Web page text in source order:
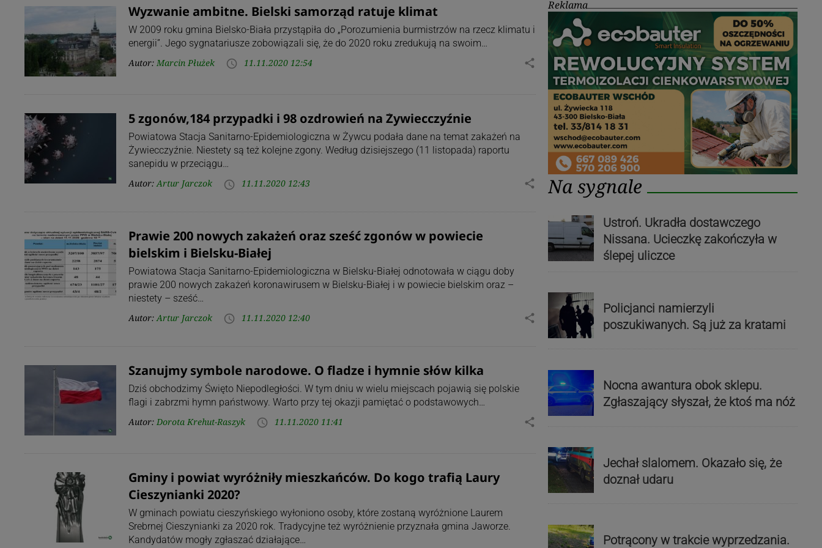
Wyzwanie ambitne. Bielski samorząd ratuje klimat
W 2009 roku gmina Bielsko-Biała przystąpiła do „Porozumienia burmistrzów na rzecz klimatu i
energii”. Jego sygnatariusze zobowiązali się, że do 2020 roku zredukują na swoim…
Autor: Marcin Płużek access_time 11.11.2020 12:54 share
5 zgonów,184 przypadki i 98 ozdrowień na Żywiecczyźnie
Powiatowa Stacja Sanitarno-Epidemiologiczna w Żywcu podała dane na temat zakażeń na
Żywiecczyźnie. Niestety są też kolejne zgony. Według dzisiejszego (11 listopada) raportu
sanepidu w przeciągu…
Autor:Artur Jarczok access_time 11.11.2020 12:43 share
Prawie 200 nowych zakażeń oraz sześć zgonów w powiecie
bielskim i Bielsku-Białej
Powiatowa Stacja Sanitarno-Epidemiologiczna w Bielsku-Białej odnotowała w ciągu doby
prawie 200 nowych zakażeń koronawirusem w Bielsku-Białej i w powiecie bielskim oraz –
niestety – sześć…
Autor:Artur Jarczok access_time 11.11.2020 12:40 share
Szanujmy symbole narodowe. O fladze i hymnie słów kilka
Dziś obchodzimy Święto Niepodległości. W tym dniu w wielu miejscach pojawią się polskie
flagi i zabrzmi hymn państwowy. Warto przy tej okazji pamiętać o podstawowych…
Autor: Dorota Krehut-Raszyk access_time 11.11.2020 11:41 share
Gminy i powiat wyróżniły mieszkańców. Do kogo trafią Laury
Cieszynianki 2020?
W gminach powiatu cieszyńskiego wyłoniono osoby, które zostaną wyróżnione Laurem
Srebrnej Cieszynianki za 2020 rok. Tradycyjne też wyróżnienie przyznała gmina Jaworze.
Kandydatów mogły zgłaszać działające…
Reklama
Na sygnale
Ustroń. Ukradła dostawczego
Nissana. Ucieczkę zakończyła w
ślepej uliczce
Policjanci namierzyli
poszukiwanych. Są już za kratami
Nocna awantura obok sklepu.
Zgłaszający słyszał, że ktoś ma nóż
Jechał slalomem. Okazało się, że
doznał udaru
Potrącony w trakcie wyprzedzania.